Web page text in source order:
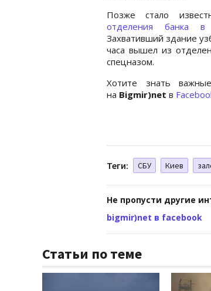
Позже стало
отделения банка в
Захвативший здание
часа вышел из
спецназом.
Хотите знать
на Bigmir)net в
Теги: СБУ Киев
Не пропусти другие
bigmir)net в facebook
Статьи по теме